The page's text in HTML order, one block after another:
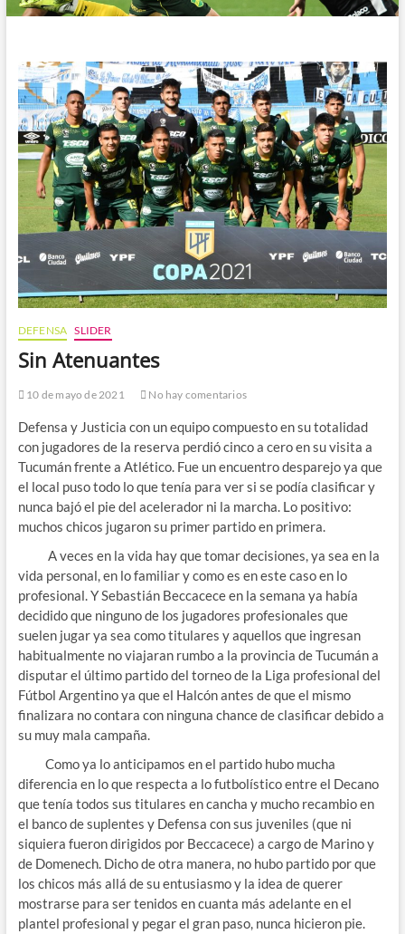
DEFENSA SLIDER
Sin Atenuantes
10 de mayo de 2021 No hay comentarios
Defensa y Justicia con un equipo compuesto en su totalidad
con jugadores de la reserva perdió cinco a cero en su visita a
Tucumán frente a Atlético. Fue un encuentro desparejo ya que
el local puso todo lo que tenía para ver si se podía clasificar y
nunca bajó el pie del acelerador ni la marcha. Lo positivo:
muchos chicos jugaron su primer partido en primera.
A veces en la vida hay que tomar decisiones, ya sea en la
vida personal, en lo familiar y como es en este caso en lo
profesional. Y Sebastián Beccacece en la semana ya había
decidido que ninguno de los jugadores profesionales que
suelen jugar ya sea como titulares y aquellos que ingresan
habitualmente no viajaran rumbo a la provincia de Tucumán a
disputar el último partido del torneo de la Liga profesional del
Fútbol Argentino ya que el Halcón antes de que el mismo
finalizara no contara con ninguna chance de clasificar debido a
su muy mala campaña.
Como ya lo anticipamos en el partido hubo mucha
diferencia en lo que respecta a lo futbolístico entre el Decano
que tenía todos sus titulares en cancha y mucho recambio en
el banco de suplentes y Defensa con sus juveniles (que ni
siquiera fueron dirigidos por Beccacece) a cargo de Marino y
de Domenech. Dicho de otra manera, no hubo partido por que
los chicos más allá de su entusiasmo y la idea de querer
mostrarse para ser tenidos en cuanta más adelante en el
plantel profesional y pegar el gran paso, nunca hicieron pie.